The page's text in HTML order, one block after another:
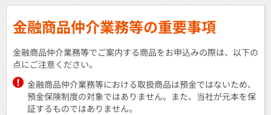
金融商品仲介業務等の重要事項
金融商品仲介業務等でご案内する商品をお申込みの際は、以下の
点にご注意ください。
金融商品仲介業務等における取扱商品は預金ではないため、
預金保険制度の対象ではありません。また、当社が元本を保
証するものではありません。